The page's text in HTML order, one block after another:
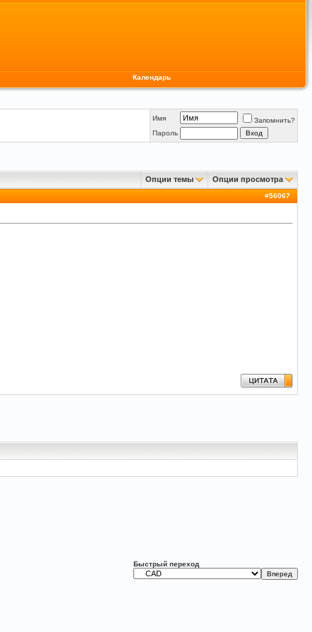
Календарь
Имя
Запомнить?
Пароль
Опции темы Опции просмотра
#56067
Быстрый переход